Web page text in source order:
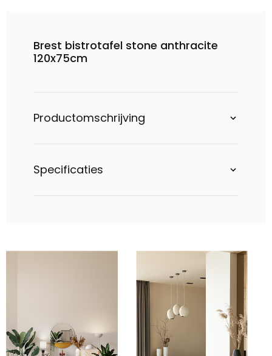
Brest bistrotafel stone anthracite
120x75cm
Productomschrijving
Specificaties